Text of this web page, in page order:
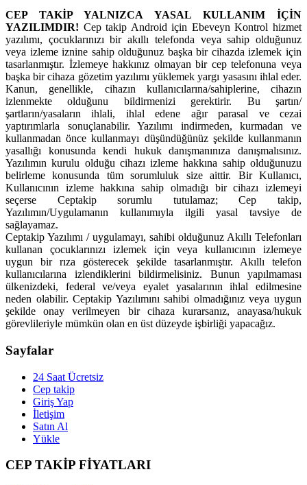
CEP TAKİP YALNIZCA YASAL KULLANIM İÇİN
YAZILIMDIR! Cep takip Android için Ebeveyn Kontrol hizmet
yazılımı, çocuklarınızı bir akıllı telefonda veya sahip olduğunuz
veya izleme iznine sahip olduğunuz başka bir cihazda izlemek için
tasarlanmıştır. İzlemeye hakkınız olmayan bir cep telefonuna veya
başka bir cihaza gözetim yazılımı yüklemek yargı yasasını ihlal eder.
Kanun, genellikle, cihazın kullanıcılarına/sahiplerine, cihazın
izlenmekte olduğunu bildirmenizi gerektirir. Bu şartın/
şartların/yasaların ihlali, ihlal edene ağır parasal ve cezai
yaptırımlarla sonuçlanabilir. Yazılımı indirmeden, kurmadan ve
kullanmadan önce kullanmayı düşündüğünüz şekilde kullanmanın
yasallığı konusunda kendi hukuk danışmanınıza danışmalısınız.
Yazılımın kurulu olduğu cihazı izleme hakkına sahip olduğunuzu
belirleme konusunda tüm sorumluluk size aittir. Bir Kullanıcı,
Kullanıcının izleme hakkına sahip olmadığı bir cihazı izlemeyi
seçerse Ceptakip sorumlu tutulamaz; Cep takip,
Yazılımın/Uygulamanın kullanımıyla ilgili yasal tavsiye de
sağlayamaz.
Ceptakip Yazılımı / uygulamayı, sahibi olduğunuz Akıllı Telefonları
kullanan çocuklarınızı izlemek için veya kullanıcının izlemeye
uygun bir rıza gösterecek şekilde tasarlanmıştır. Akıllı telefon
kullanıcılarına izlendiklerini bildirmelisiniz. Bunun yapılmaması
ülkenizdeki, federal ve/veya eyalet yasalarının ihlal edilmesine
neden olabilir. Ceptakip Yazılımını sahibi olmadığınız veya uygun
şekilde onay verilmeyen bir cihaza kurarsanız, anayasa/hukuk
görevlileriyle mümkün olan en üst düzeyde işbirliği yapacağız.
Sayfalar
24 Saat Ücretsiz
Cep takip
Giriş Yap
İletişim
Satın Al
Yükle
CEP TAKİP FİYATLARI